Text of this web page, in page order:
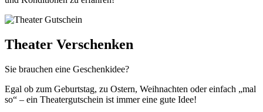
Theater Verschenken
Sie brauchen eine Geschenkidee?
Egal ob zum Geburtstag, zu Ostern, Weihnachten oder einfach „mal
so“ – ein Theatergutschein ist immer eine gute Idee!